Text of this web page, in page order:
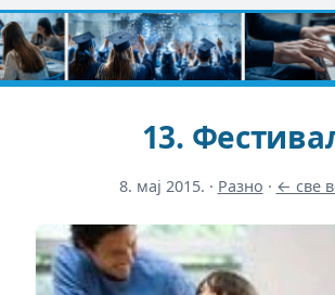
13.
8. мај 2015. · Разно · ← све